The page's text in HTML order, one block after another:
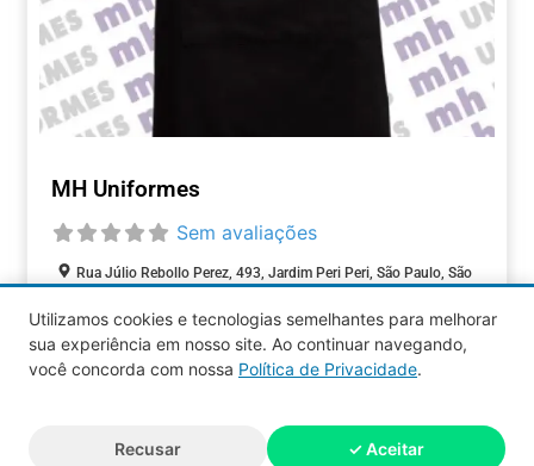
MH Uniformes
Sem avaliações
Rua Júlio Rebollo Perez, 493, Jardim Peri Peri, São Paulo, São
COMÉRCIOS
reservados.
Utilizamos cookies e tecnologias semelhantes para melhorar
sua experiência em nosso site. Ao continuar navegando,
você concorda com nossa Política de Privacidade.
Recusar ✓ Aceitar